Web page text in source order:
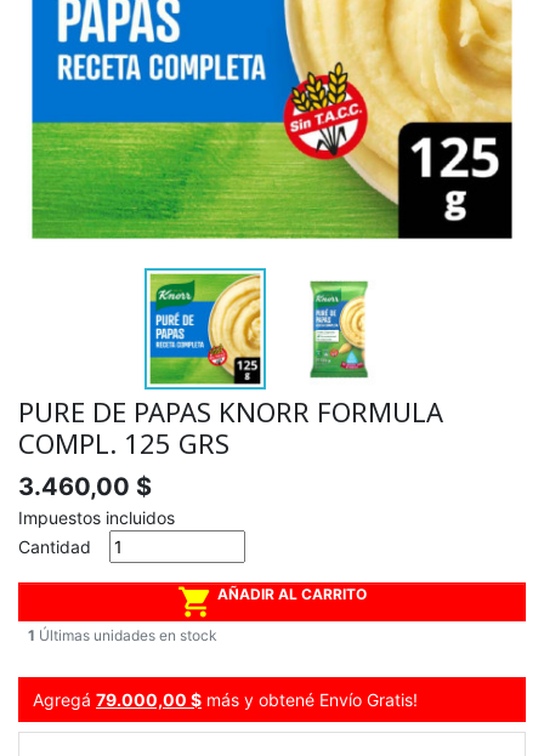
PURE DE PAPAS KNORR FORMULA
COMPL. 125 GRS
3.460,00 $
Impuestos incluidos
Cantidad
 AÑADIR AL CARRITO
1 Últimas unidades en stock
Agregá 79.000,00 $ más y obtené Envío Gratis!